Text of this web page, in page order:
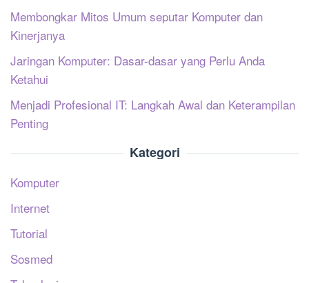
Membongkar Mitos Umum seputar Komputer dan
Kinerjanya
Jaringan Komputer: Dasar-dasar yang Perlu Anda
Ketahui
Menjadi Profesional IT: Langkah Awal dan Keterampilan
Penting
Kategori
Komputer
Internet
Tutorial
Sosmed